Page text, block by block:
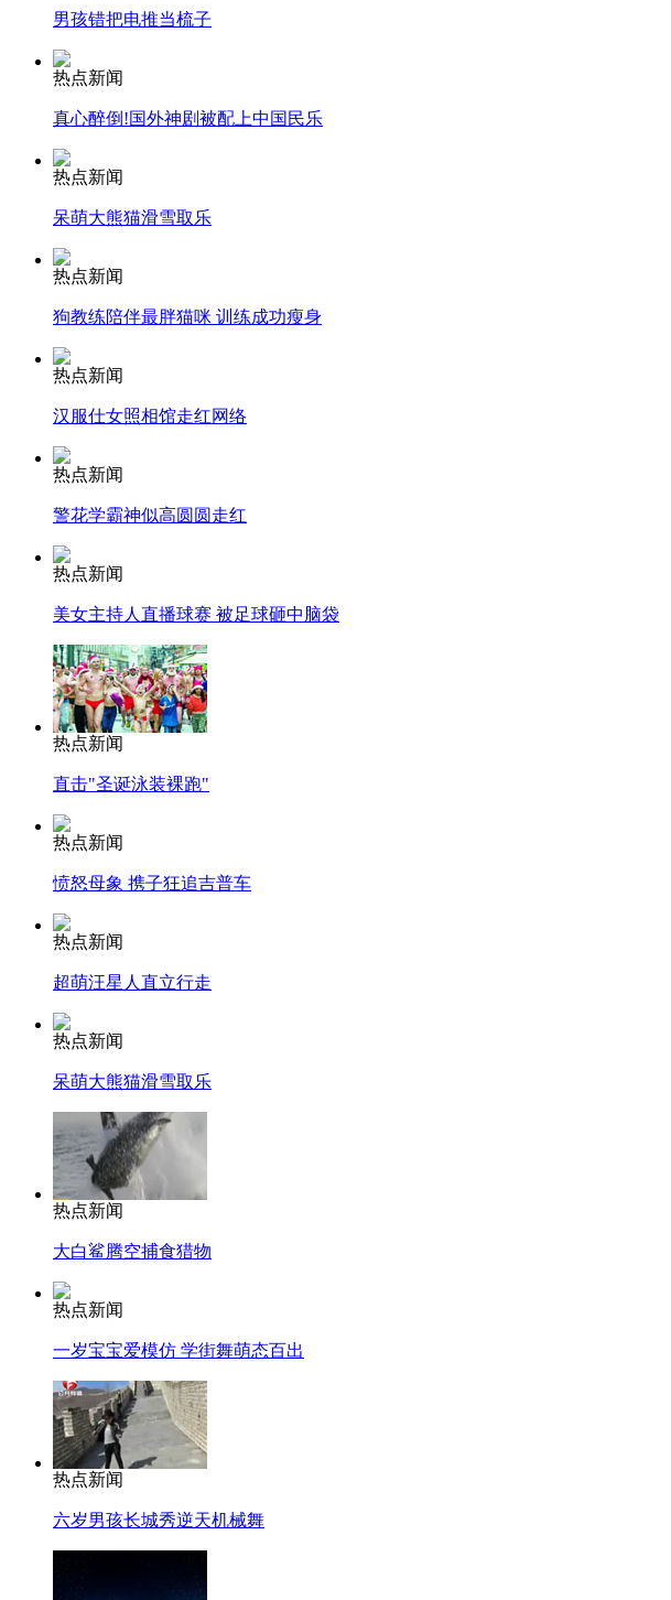
走！跟着总书记去植树
纽约上演“枕头大战”
男孩错把电推当梳子
热点新闻
真心醉倒!国外神剧被配上中国民乐
热点新闻
呆萌大熊猫滑雪取乐
热点新闻
狗教练陪伴最胖猫咪 训练成功瘦身
热点新闻
汉服仕女照相馆走红网络
热点新闻
警花学霸神似高圆圆走红
热点新闻
美女主持人直播球赛 被足球砸中脑袋
热点新闻
直击"圣诞泳装裸跑"
热点新闻
愤怒母象 携子狂追吉普车
热点新闻
超萌汪星人直立行走
热点新闻
呆萌大熊猫滑雪取乐
热点新闻
大白鲨腾空捕食猎物
热点新闻
一岁宝宝爱模仿 学街舞萌态百出
热点新闻
六岁男孩长城秀逆天机械舞